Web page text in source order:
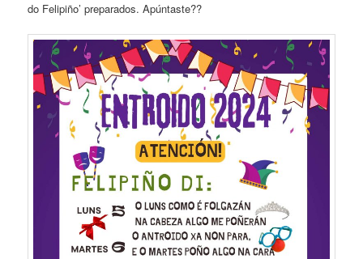
do Felipiño’ preparados. Apúntaste??